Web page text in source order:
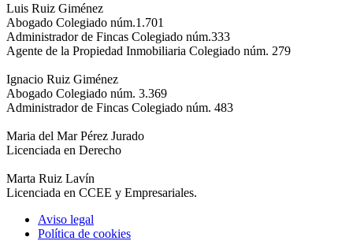
Luis Ruiz Giménez
Abogado Colegiado núm.1.701
Administrador de Fincas Colegiado núm.333
Agente de la Propiedad Inmobiliaria Colegiado núm. 279
Ignacio Ruiz Giménez
Abogado Colegiado núm. 3.369
Administrador de Fincas Colegiado núm. 483
Maria del Mar Pérez Jurado
Licenciada en Derecho
Marta Ruiz Lavín
Licenciada en CCEE y Empresariales.
Aviso legal
Política de cookies